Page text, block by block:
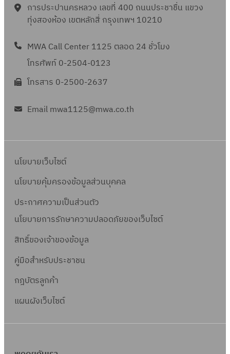
การประปานครหลวง เลขที่ 400 ถนนประชาชื่น แขวง
ทุ่งสองห้อง เขตหลักสี่ กรุงเทพฯ 10210
MWA Call Center 1125 ตลอด 24 ชั่วโมง
โทรศัพท์ 0-2504-0123
โทรสาร 0-2500-2637
Email mwa1125@mwa.co.th
นโยบายเว็บไซต์
นโยบายคุ้มครองข้อมูลส่วนบุคคล
ประกาศความเป็นส่วนตัว
นโยบายการรักษาความปลอดภัยของเว็บไซต์
สิทธิ์ของเจ้าของข้อมูล
คู่มือสำหรับประชาชน
กฎบัตรลูกค้า
แผนผังเว็บไซต์